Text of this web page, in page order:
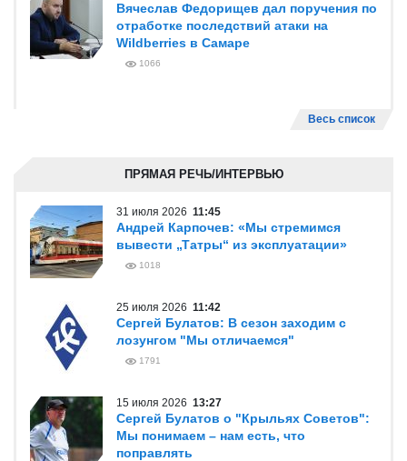
Вячеслав Федорищев дал поручения по
отработке последствий атаки на
Wildberries в Самаре
1066
Весь список
ПРЯМАЯ РЕЧЬ/ИНТЕРВЬЮ
31 июля 2026 11:45
Андрей Карпочев: «Мы стремимся
вывести „Татры“ из эксплуатации»
1018
25 июля 2026 11:42
Сергей Булатов: В сезон заходим с
лозунгом "Мы отличаемся"
1791
15 июля 2026 13:27
Сергей Булатов о "Крыльях Советов":
Мы понимаем – нам есть, что
поправлять